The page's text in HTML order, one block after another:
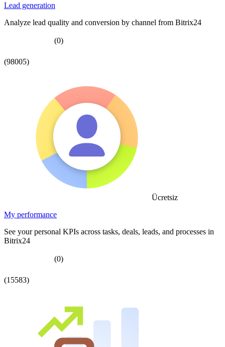
Lead generation
Analyze lead quality and conversion by channel from Bitrix24
(0)
(98005)
Ücretsiz
My performance
See your personal KPIs across tasks, deals, leads, and processes in
Bitrix24
(0)
(15583)